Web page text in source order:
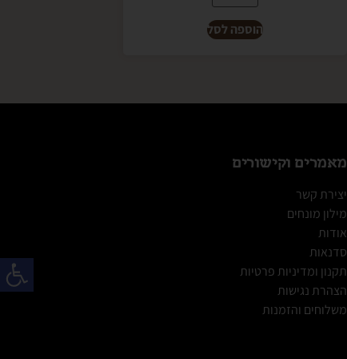
הוספה לסל
מאמרים וקישורים
יצירת קשר
מילון מונחים
אודות
סדנאות
תקנון ומדיניות פרטיות
הצהרת נגישות
משלוחים והזמנות